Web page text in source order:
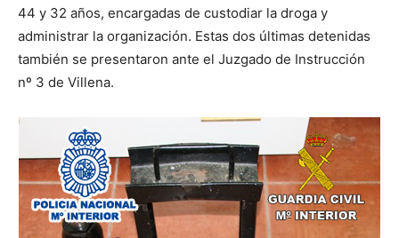
44 y 32 años, encargadas de custodiar la droga y
administrar la organización. Estas dos últimas detenidas
también se presentaron ante el Juzgado de Instrucción
nº 3 de Villena.